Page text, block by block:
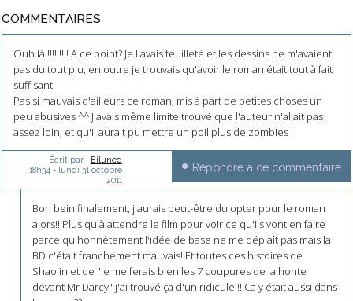
COMMENTAIRES
Ouh là !!!!!!!!! A ce point? Je l'avais feuilleté et les dessins ne m'avaient
pas du tout plu, en outre je trouvais qu'avoir le roman était tout à fait
suffisant.
Pas si mauvais d'ailleurs ce roman, mis à part de petites choses un
peu abusives ^^ J'avais même limite trouvé que l'auteur n'allait pas
assez loin, et qu'il aurait pu mettre un poil plus de zombies !
Écrit par : Eiluned
18h34 - lundi 31 octobre
2011
Répondre à ce commentaire
Bon bein finalement, j'aurais peut-être du opter pour le roman
alors!! Plus qu'à attendre le film pour voir ce qu'ils vont en faire
parce qu'honnêtement l'idée de base ne me déplaît pas mais la
BD c'était franchement mauvais! Et toutes ces histoires de
Shaolin et de "je me ferais bien les 7 coupures de la honte
devant Mr Darcy" j'ai trouvé ça d'un ridicule!!! Ca y était aussi dans